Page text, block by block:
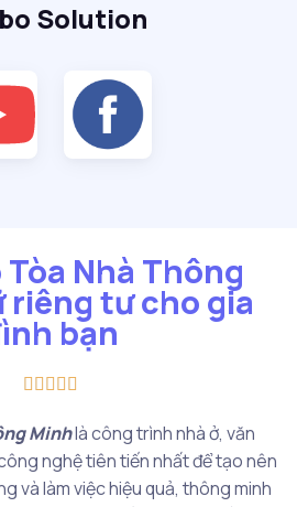
Solution
Nhà Thông
riêng tư cho gia
bạn
    
Minhlà công trình nhà ở, văn
nghệ tiên tiến nhất để tạo nên
và làm việc hiệu quả, thông minh